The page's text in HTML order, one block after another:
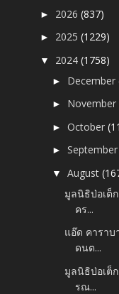
► 2026(837)
► 2025(1229)
▼ 2024(1758)
► December
► November
►October
►
▼August
มูลนิธิป่อเต็
คร...
แอ๊ด คาราบ
ดนต...
มูลนิธิป่อเต็
รณ...